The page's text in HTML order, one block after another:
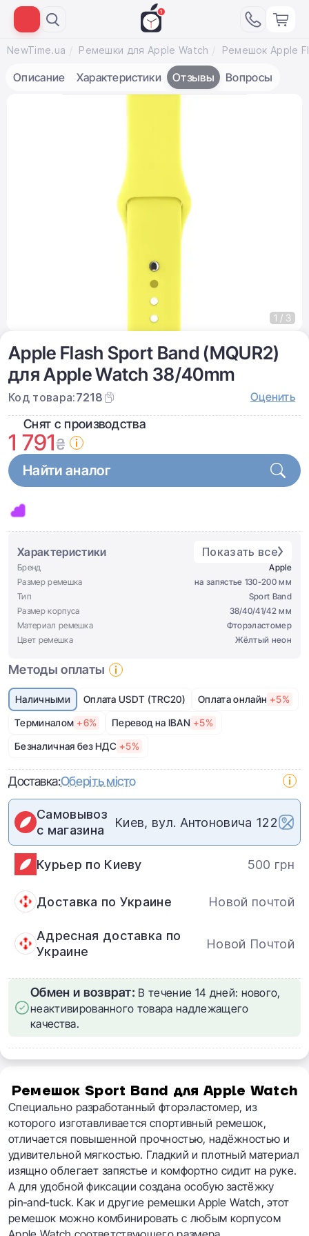
NewTime.ua Ремешки для Apple Watch
Описание Характеристики Отзывы Вопросы
Apple Flash Sport Band (MQUR2)
для Apple Watch 38/40mm
Код товара:7218 Оценить
Снят с производства
1 791₴
Найти аналог
Характеристики Показать все
Бренд
Apple
Размер ремешка
на запястье 130-200 мм
Тип
Sport Band
Размер корпуса
38/40/41/42 мм
Материал ремешка
Фторэластомер
Цвет ремешка
Жёлтый неон
Методы оплаты
Наличными Оплата USDT (TRC20) Оплата онлайн +5%
Терминалом +6% Перевод на IBAN +5%
Безналичная без НДС +5%
Доставка:Оберіть місто
Самовывоз
с магазина
Киев, вул. Антоновича 122
Курьер по Киеву 500 грн
Доставка по Украине Новой почтой
Адресная доставка по
Украине
Новой Почтой
Обмен и возврат: В течение 14 дней: нового,
неактивированного товара надлежащего
качества.
1 / 3
Ремешок Sport Band для Apple Watch
Специально разработанный фторэластомер, из
которого изготавливается спортивный ремешок,
отличается повышенной прочностью, надёжностью и
удивительной мягкостью. Гладкий и плотный материал
изящно облегает запястье и комфортно сидит на руке.
А для удобной фиксации создана особую застёжку
pin‑and‑tuck. Как и другие ремешки Apple Watch, этот
ремешок можно комбинировать с любым корпусом